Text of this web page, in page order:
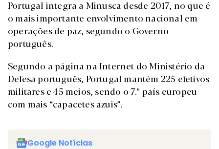
Portugal integra a Minusca desde 2017, no que é
o mais importante envolvimento nacional em
operações de paz, segundo o Governo
português.
Segundo a página na Internet do Ministério da
Defesa português, Portugal mantém 225 efetivos
militares e 45 meios, sendo o 7.º país europeu
com mais “capacetes azuis”.
Google Notícias